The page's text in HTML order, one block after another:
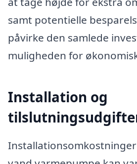
samt potentielle
påvirke den samlede
muligheden for
Installation og